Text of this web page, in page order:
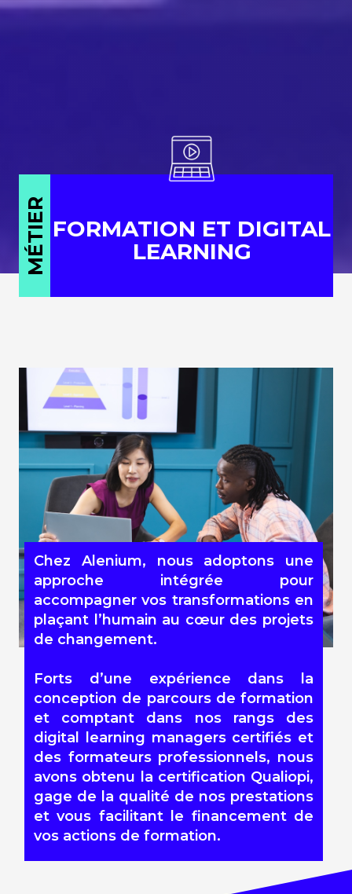
MÉTIER FORMATION ET DIGITAL
LEARNING
Chez Alenium, nous adoptons une
approche intégrée pour
accompagner vos transformations en
plaçant l’humain au cœur des projets
de changement.
Forts d’une expérience dans la
conception de parcours de formation
et comptant dans nos rangs des
digital learning managers certifiés et
des formateurs professionnels, nous
avons obtenu la certification Qualiopi,
gage de la qualité de nos prestations
et vous facilitant le financement de
vos actions de formation.